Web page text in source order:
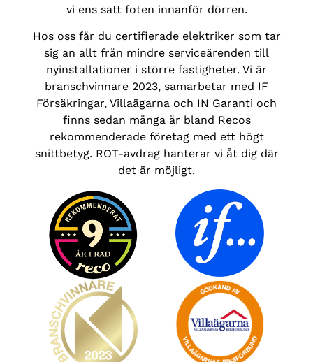
vi ens satt foten innanför dörren.
Hos oss får du certifierade elektriker som tar
sig an allt från mindre serviceärenden till
nyinstallationer i större fastigheter. Vi är
branschvinnare 2023, samarbetar med IF
Försäkringar, Villaägarna och IN Garanti och
finns sedan många år bland Recos
rekommenderade företag med ett högt
snittbetyg. ROT-avdrag hanterar vi åt dig där
det är möjligt.